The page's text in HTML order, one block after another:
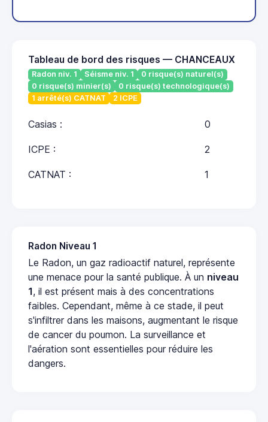
Tableau de bord des risques — CHANCEAUX
Radon niv. 1 Séisme niv. 1
0 risque(s) naturel(s)
0 risque(s) minier(s)
0 risque(s) technologique(s)
1 arrêté(s) CATNAT
2 ICPE
Casias : 0
ICPE : 2
CATNAT : 1
Radon Niveau 1
Le Radon, un gaz radioactif naturel, représente
une menace pour la santé publique. À un niveau
1, il est présent mais à des concentrations
faibles. Cependant, même à ce stade, il peut
s'infiltrer dans les maisons, augmentant le risque
de cancer du poumon. La surveillance et
l'aération sont essentielles pour réduire les
dangers.